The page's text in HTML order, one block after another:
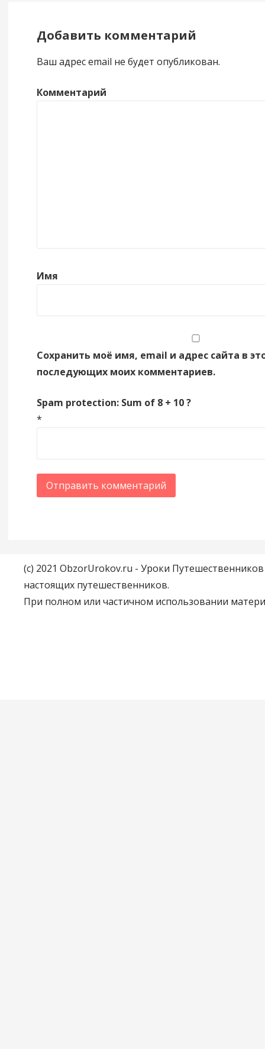
Добавить комментарий
Ваш адрес email не будет опубликован.
Комментарий
Имя
Сохранить моё имя, email и адрес сайта в
последующих моих комментариев.
Spam protection: Sum of 8 + 10 ?
*
(c) 2021 ObzorUrokov.ru - Уроки
настоящих путешественников.
При полном или частичном использовании